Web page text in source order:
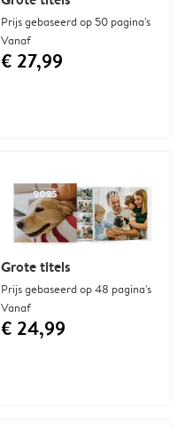
Prijs gebaseerd op 50 pagina's
Vanaf
€ 27,99
Grote titels
Prijs gebaseerd op 48 pagina's
Vanaf
€ 24,99